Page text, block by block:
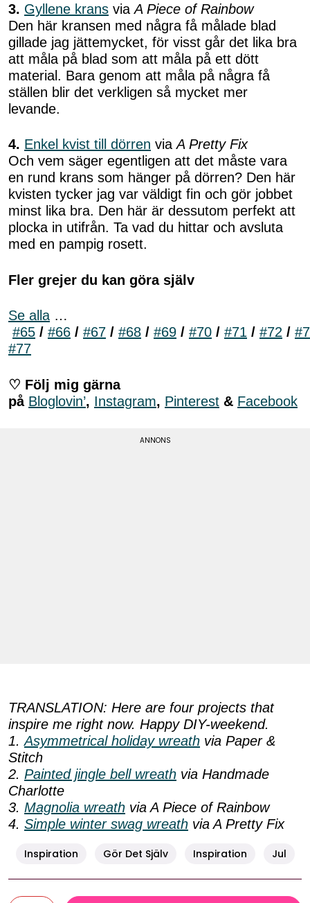
3. Gyllene krans viaA Piece of Rainbow
Den här kransen med några få målade blad
gillade jag jättemycket, för visst går det lika bra
att måla på blad som att måla på ett dött
material. Bara genom att måla på några få
ställen blir det verkligen så mycket mer
levande.
4. Enkel kvist till dörren viaA Pretty Fix
Och vem säger egentligen att det måste vara
en rund krans som hänger på dörren? Den här
kvisten tycker jag var väldigt fin och gör jobbet
minst lika bra. Den här är dessutom perfekt att
plocka in utifrån. Ta vad du hittar och avsluta
med en pampig rosett.
Fler grejer du kan göra själv
Se alla …
#65 / #66 / #67 / #68 / #69 / #70 / #71 / #72 /
#77
♡ Följ mig gärna
på Bloglovin’, Instagram, Pinterest & Facebook
TRANSLATION: Here are four projects that
inspire me right now. Happy DIY-weekend.
1.Asymmetrical holiday wreath via Paper &
Stitch
2. Painted jingle bell wreath via Handmade
Charlotte
3. Magnolia wreath via A Piece of Rainbow
4. Simple winter swag wreath via A Pretty Fix
Inspiration Gör Det Själv Inspiration Jul